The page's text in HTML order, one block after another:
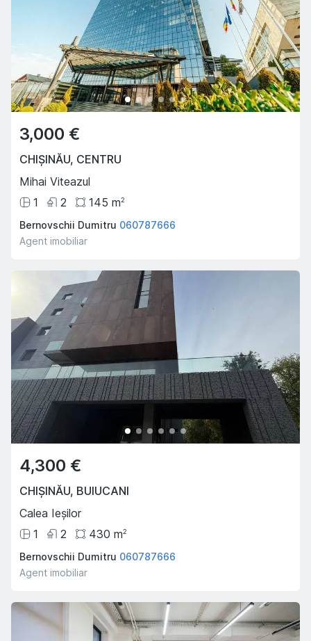
3,000 €
CHIȘINĂU, CENTRU
Mihai Viteazul
1
2 145 m2
Bernovschii Dumitru 060787666
Agent imobiliar
4,300 €
CHIȘINĂU, BUIUCANI
Calea Ieșilor
1
2 430 m2
Bernovschii Dumitru 060787666
Agent imobiliar